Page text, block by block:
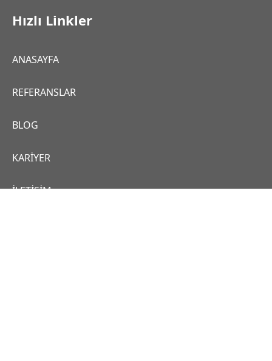
Hızlı Linkler
ANASAYFA
REFERANSLAR
BLOG
KARİYER
İLETİŞİM